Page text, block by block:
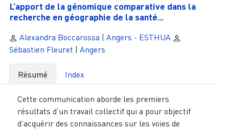
L’apport de la génomique comparative dans la
recherche en géographie de la santé...
Alexandra Boccarossa | Angers - ESTHUA
Sébastien Fleuret | Angers
Résumé Index
Cette communication aborde les premiers
résultats d’un travail collectif qui a pour objectif
d’acquérir des connaissances sur les voies de